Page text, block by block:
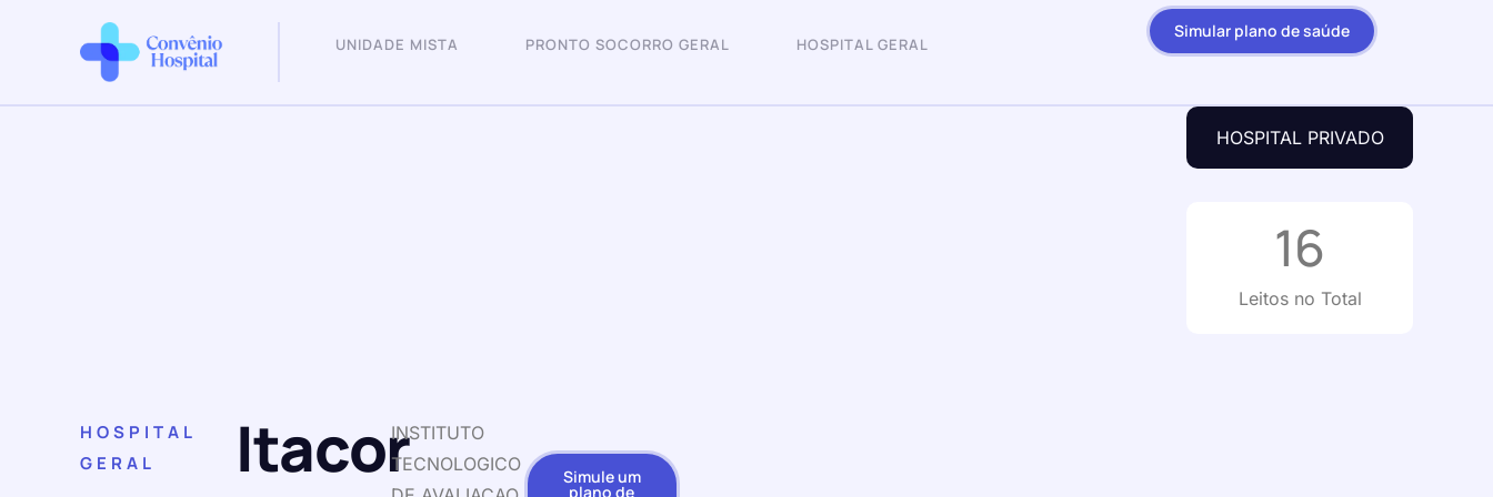
UNIDADE MISTA PRONTO SOCORRO GERAL HOSPITAL GERAL
Simular plano de saúde
HOSPITAL
GERAL
ItacorINSTITUTO
TECNOLOGICO
Simule um
plano de
HOSPITAL PRIVADO
Leitos no Total
16